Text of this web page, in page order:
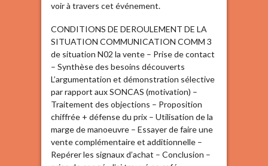
voir à travers cet événement.
CONDITIONS DE DEROULEMENT DE LA
SITUATION COMMUNICATION COMM 3
de situation N02 la vente – Prise de contact
– Synthèse des besoins découverts
L’argumentation et démonstration sélective
par rapport aux SONCAS (motivation) –
Traitement des objections – Proposition
chiffrée + défense du prix – Utilisation de la
marge de manoeuvre – Essayer de faire une
vente complémentaire et additionnelle –
Repérer les signaux d’achat – Conclusion –